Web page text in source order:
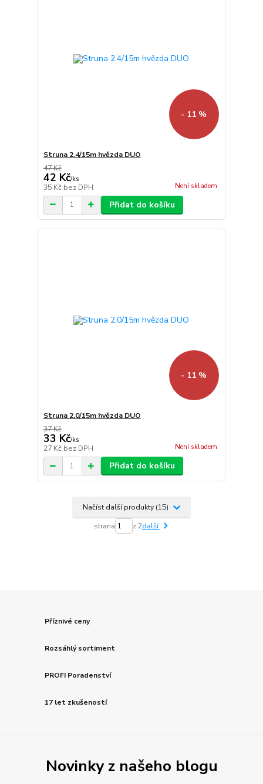
- 11 %
Struna 2.4/15m hvězda DUO
47 Kč
42 Kč/ks
35 Kč bez DPH Není skladem
Přidat do košíku
- 11 %
Struna 2.0/15m hvězda DUO
37 Kč
33 Kč/ks
27 Kč bez DPH Není skladem
Přidat do košíku
Načíst další produkty (15)
strana z 2další
Příznivé ceny
Rozsáhlý sortiment
PROFI Poradenství
17 let zkušeností
Novinky z našeho blogu